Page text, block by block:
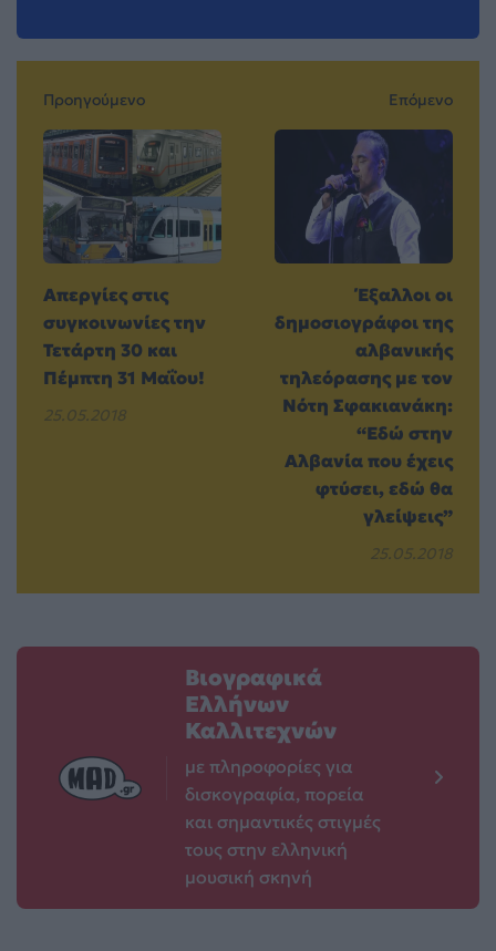
Προηγούμενο
Απεργίες στις
συγκοινωνίες την
Τετάρτη 30 και
Πέμπτη 31 Μαΐου!
25.05.2018
Επόμενο
Έξαλλοι οι
δημοσιογράφοι της
αλβανικής
τηλεόρασης με τον
Νότη Σφακιανάκη:
“Εδώ στην
Αλβανία που έχεις
φτύσει, εδώ θα
γλείψεις”
25.05.2018
Βιογραφικά
Ελλήνων
Καλλιτεχνών
με πληροφορίες για
δισκογραφία, πορεία
και σημαντικές στιγμές
τους στην ελληνική
μουσική σκηνή